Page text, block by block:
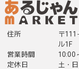
住所
〒
ル1F
営業時間
10:00
定休日
土・